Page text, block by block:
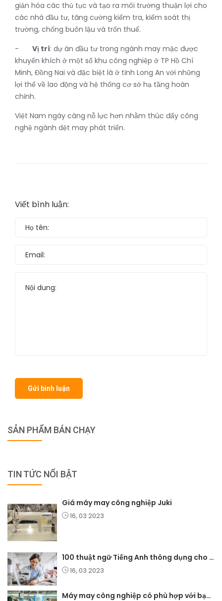
SẢN PHẨM BÁN CHẠY
TIN TỨC NỔI BẬT
Giá máy may công nghiệp Juki
16, 03 2023
100 thuật ngữ Tiếng Anh thông dụng cho ngành may mặc
16, 03 2023
Máy may công nghiệp có phù hợp với bạn không?
giản hóa các thủ tục và tạo ra môi trường thuận lợi cho
các nhà đầu tư, tăng cường kiểm tra, kiểm soát thị
trường, chống buôn lậu và trốn thuế.
-
Vị trí: dự án đầu tư trong ngành may mặc được
khuyến khích ở một số khu công nghiệp ở TP Hồ Chí
Minh, Đồng Nai và đặc biệt là ở tỉnh Long An với những
lợi thế về lao động và hệ thống cơ sở hạ tầng hoàn
chỉnh.
Việt Nam ngày càng nỗ lực hơn nhằm thúc đẩy công
nghệ ngành dệt may phát triển.
Viết bình luận:
Gửi bình luận